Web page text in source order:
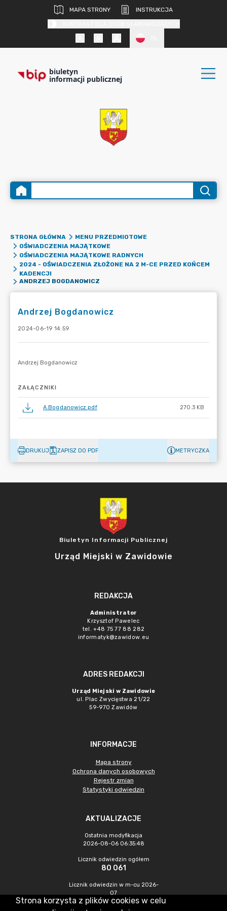
MAPA STRONY
INSTRUKCJA
biuletyn
informacji publicznej
STRONA GŁÓWNA
MENU PRZEDMIOTOWE
OŚWIADCZENIA MAJĄTKOWE
OŚWIADCZENIA MAJĄTKOWE RADNYCH
2024 - OŚWIADCZENIA ZŁOŻONE NA 2 M-CE PRZED KOŃCEM
KADENCJI
ANDRZEJ BOGDANOWICZ
Andrzej Bogdanowicz
2024-06-19 14:59
ZAŁĄCZNIKI
A.Bogdanowicz.pdf 270.3 KB
DRUKUJ ZAPISZ DO PDF METRYCZKA
Biuletyn Informacji Publicznej
Urząd Miejski w Zawidowie
REDAKCJA
Administrator
Krzysztof Pawelec
tel. +48 75 77 88 282
informatyk@zawidow.eu
ADRES REDAKCJI
Urząd Miejski w Zawidowie
ul. Plac Zwycięstwa 21/22
59-970 Zawidów
INFORMACJE
Mapa strony
Ochrona danych osobowych
Rejestr zmian
Statystyki odwiedzin
AKTUALIZACJE
Ostatnia modyfikacja
2026-08-06 06:35:48
Licznik odwiedzin ogółem
80 061
Licznik odwiedzin w m-cu 2026-
07
179
Strona korzysta z plików cookies w celu